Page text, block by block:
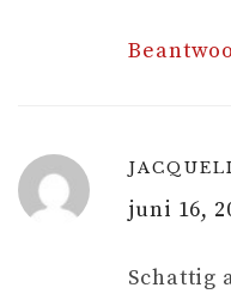
juni 16,
Schattig